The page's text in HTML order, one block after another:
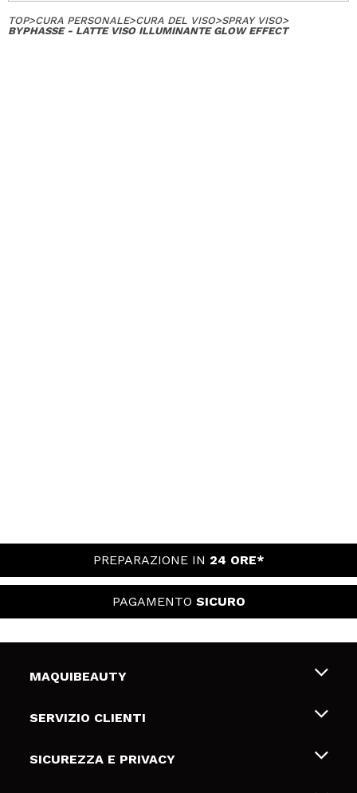
TOP>CURA PERSONALE>CURA DEL VISO>SPRAY VISO>
BYPHASSE - LATTE VISO ILLUMINANTE GLOW EFFECT
PREPARAZIONE IN 24 ORE*
PAGAMENTO SICURO
MAQUIBEAUTY
Chi siamo
Gift Cards
SERVIZIO CLIENTI
Spedizioni & Resi
SICUREZZA E PRIVACY